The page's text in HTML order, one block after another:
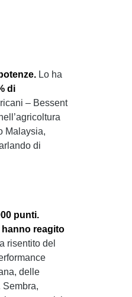
Lo ha
di
– Bessent
Malaysia,
di
punti.
hanno reagito
risentito del
delle
Sembra,